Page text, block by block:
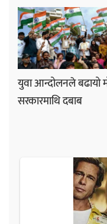
युवा आन्दोलनले बढायो
सरकारमाथि दबाब